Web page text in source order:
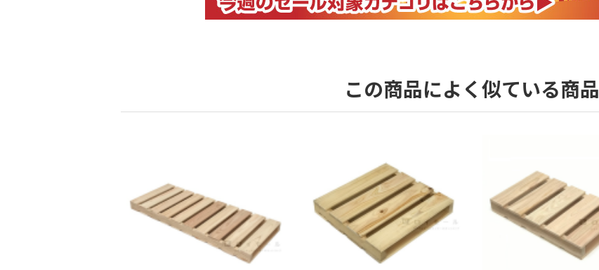
この商品によく似ている商品